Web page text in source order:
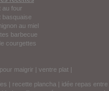
au four
basquaise
au miel
barbecue
courgettes
maigrir | ventre plat |
| recette plancha | idée repas entre